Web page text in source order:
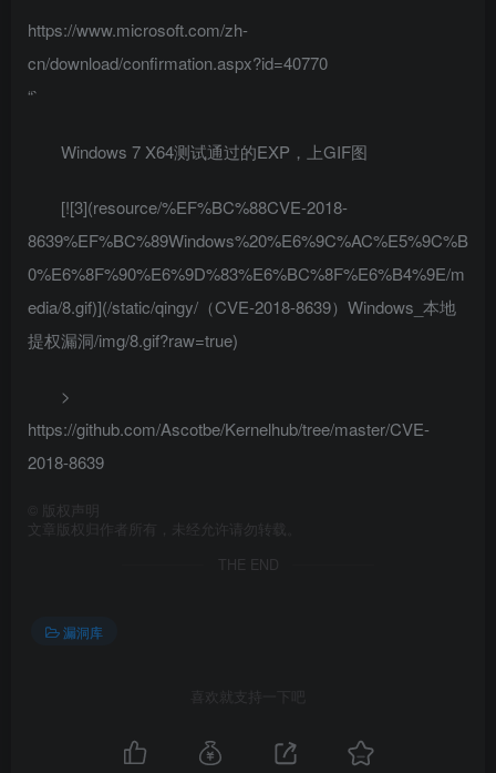
https://www.microsoft.com/zh-
cn/download/confirmation.aspx?id=40770
“`
Windows 7 X64测试通过的EXP，上GIF图
[![3](resource/%EF%BC%88CVE-2018-
8639%EF%BC%89Windows%20%E6%9C%AC%E5%9C%B
0%E6%8F%90%E6%9D%83%E6%BC%8F%E6%B4%9E/m
edia/8.gif)](/static/qingy/（CVE-2018-8639）Windows_本地
提权漏洞/img/8.gif?raw=true)
>
https://github.com/Ascotbe/Kernelhub/tree/master/CVE-
2018-8639
版权声明
文章版权归作者所有，未经允许请勿转载。
THE END
漏洞库
喜欢就支持一下吧